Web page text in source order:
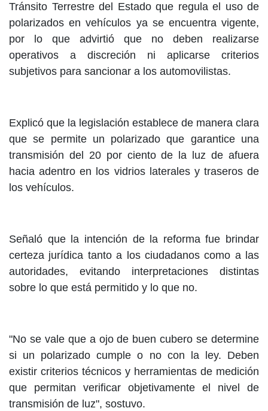
Tránsito Terrestre del Estado que regula el uso de
polarizados en vehículos ya se encuentra vigente,
por lo que advirtió que no deben realizarse
operativos a discreción ni aplicarse criterios
subjetivos para sancionar a los automovilistas.
Explicó que la legislación establece de manera clara
que se permite un polarizado que garantice una
transmisión del 20 por ciento de la luz de afuera
hacia adentro en los vidrios laterales y traseros de
los vehículos.
Señaló que la intención de la reforma fue brindar
certeza jurídica tanto a los ciudadanos como a las
autoridades, evitando interpretaciones distintas
sobre lo que está permitido y lo que no.
"No se vale que a ojo de buen cubero se determine
si un polarizado cumple o no con la ley. Deben
existir criterios técnicos y herramientas de medición
que permitan verificar objetivamente el nivel de
transmisión de luz", sostuvo.